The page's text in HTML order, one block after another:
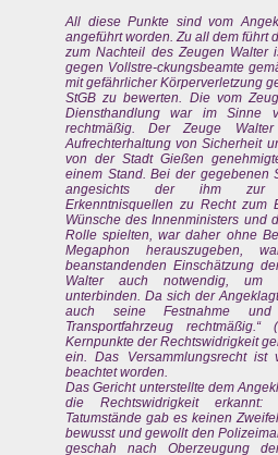
All diese Punkte sind vom
angeführt worden. Zu all dem führt
zum Nachteil des Zeugen Walter
gegen Vollstre-ckungsbeamte
mit gefährlicher Körperverletzung
StGB zu bewerten. Die vom
Diensthandlung war im
rechtmäßig. Der Zeuge
Aufrechterhaltung von Sicherheit
von der Stadt Gießen
einem Stand. Bei der gegebenen
angesichts der ihm zur
Erkenntnisquellen zu Recht zum
Wünsche des Innenministers und
Rolle spielten, war daher ohne
Megaphon
beanstandenden Einschätzung
Walter auch notwendig, um
unterbinden. Da sich der
auch seine Festnahme
Transportfahrzeug
Kernpunkte der Rechtswidrigkeit
ein. Das Versammlungsrecht ist
beachtet worden.
Das Gericht unterstellte dem
die Rechtswidrigkeit erkannt:
Tatumstände gab es keinen
bewusst und gewollt den
geschah nach Oberzeugung